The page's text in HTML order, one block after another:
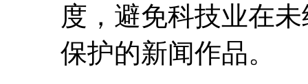
度，避免科技业在
保护的新闻作品。